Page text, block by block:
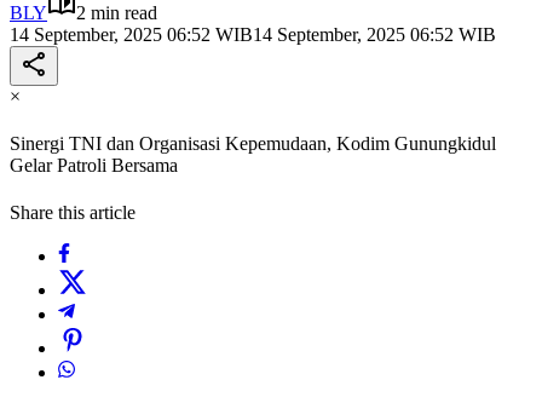
BLY
2 min read
14 September, 2025 06:52 WIB14 September, 2025 06:52 WIB
×
Sinergi TNI dan Organisasi Kepemudaan, Kodim Gunungkidul
Gelar Patroli Bersama
Share this article